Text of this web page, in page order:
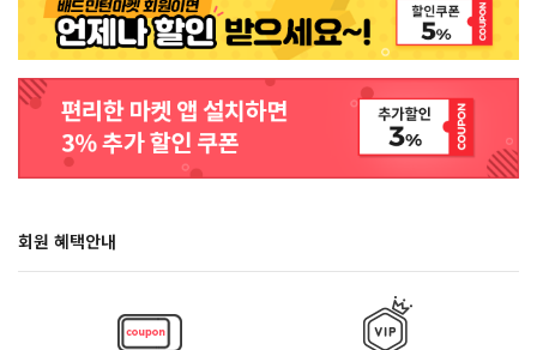
회원 혜택안내